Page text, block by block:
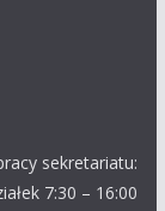
sekretariatu:
7:30 – 16:00